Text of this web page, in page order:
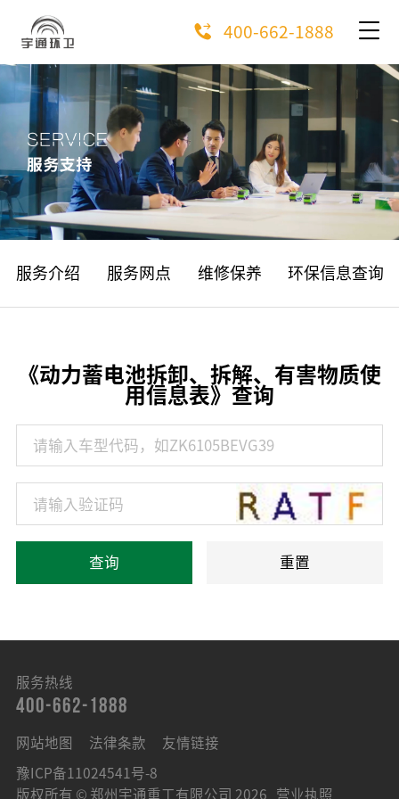
400-662-1888
服务介绍 服务网点 维修保养 环保信息查询
《动力蓄电池拆卸、拆解、有害物质使
用信息表》查询
查询 重置
网站地图 法律条款 友情链接
豫ICP备11024541号-8
版权所有 © 郑州宇通重工有限公司 2026
营业执照
服务热线
400-662-1888